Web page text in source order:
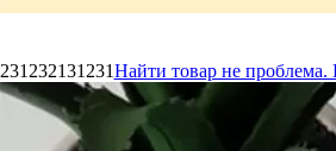
231232131231Найти товар не проблема.